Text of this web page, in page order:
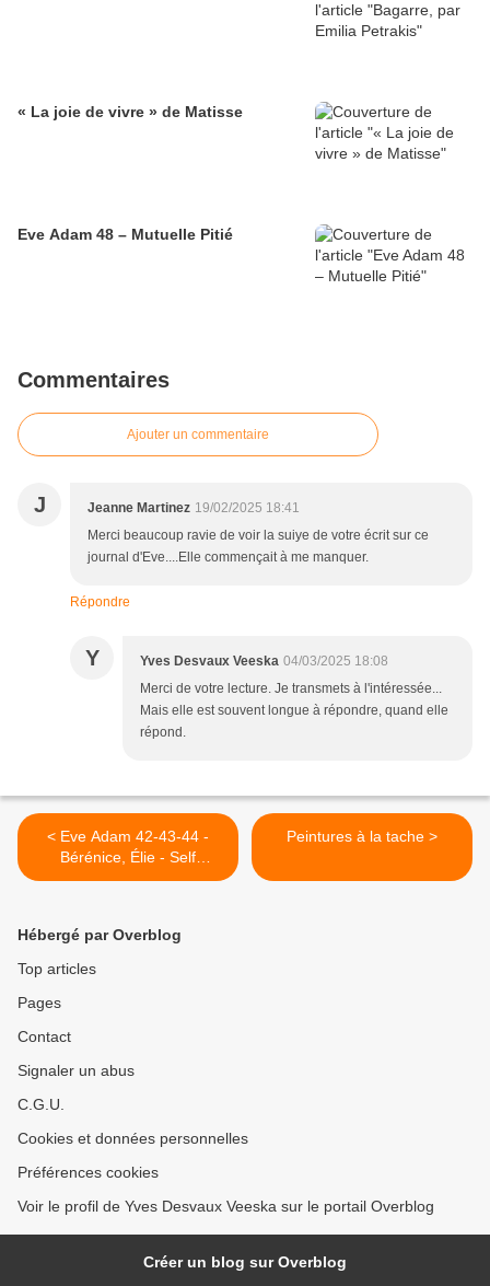
« La joie de vivre » de Matisse
Eve Adam 48 – Mutuelle Pitié
Commentaires
Ajouter un commentaire
J Jeanne Martinez 19/02/2025 18:41
Merci beaucoup ravie de voir la suiye de votre écrit sur ce
journal d'Eve....Elle commençait à me manquer.
Répondre
Y Yves Desvaux Veeska 04/03/2025 18:08
Merci de votre lecture. Je transmets à l'intéressée...
Mais elle est souvent longue à répondre, quand elle
répond.
< Eve Adam 42-43-44 -
Bérénice, Élie - Self
deception
Peintures à la tache >
Hébergé par Overblog
Top articles
Pages
Contact
Signaler un abus
C.G.U.
Cookies et données personnelles
Préférences cookies
Voir le profil de Yves Desvaux Veeska sur le portail Overblog
Créer un blog sur Overblog